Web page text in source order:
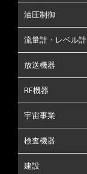
油圧制御
流量計・レベル計
放送機器
RF機器
宇宙事業
検査機器
建設